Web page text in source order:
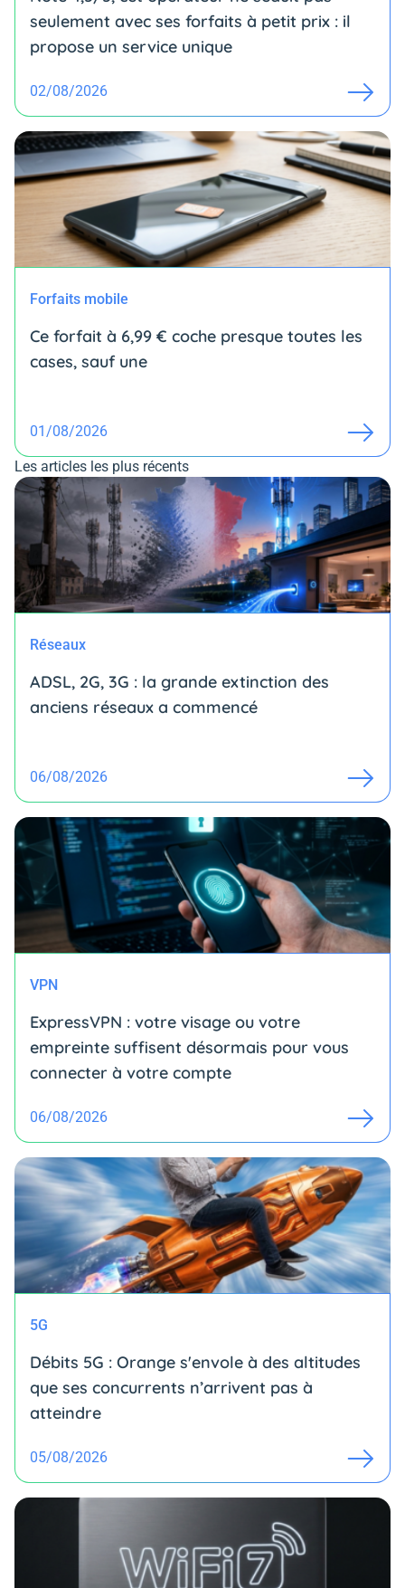
seulement avec ses forfaits à petit prix : il
propose un service unique
02/08/2026
Forfaits mobile
Ce forfait à 6,99 € coche presque toutes les
cases, sauf une
01/08/2026
Les articles les plus récents
Réseaux
ADSL, 2G, 3G : la grande extinction des
anciens réseaux a commencé
06/08/2026
VPN
ExpressVPN : votre visage ou votre
empreinte suffisent désormais pour vous
connecter à votre compte
06/08/2026
5G
Débits 5G : Orange s'envole à des altitudes
que ses concurrents n’arrivent pas à
atteindre
05/08/2026